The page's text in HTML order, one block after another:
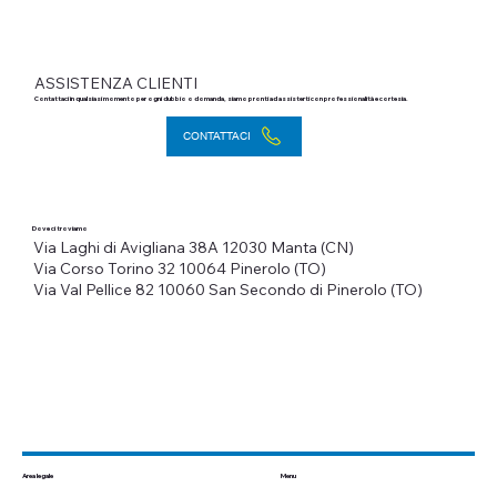
Contattaci in qualsiasi momento per ogni dubbio o domanda, siamo pronti ad assisterti con professionalità e cortesia.
CONTATTACI
ASSISTENZA CLIENTI
Dove ci troviamo
Via Laghi di Avigliana 38A 12030 Manta (CN)
Via Val Pellice 82 10060 San Secondo di Pinerolo (TO)
Via Corso Torino 32 10064 Pinerolo (TO)
Area legale Menu